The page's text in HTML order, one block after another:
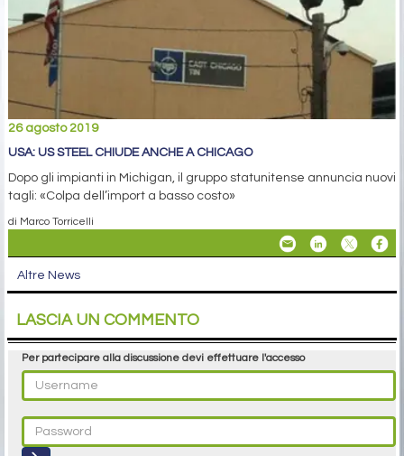
26 agosto 2019
USA: US STEEL CHIUDE ANCHE A CHICAGO
Dopo gli impianti in Michigan, il gruppo statunitense annuncia nuovi
tagli: «Colpa dell’import a basso costo»
di Marco Torricelli
Altre News
LASCIA UN COMMENTO
Per partecipare alla discussione devi effettuare l'accesso